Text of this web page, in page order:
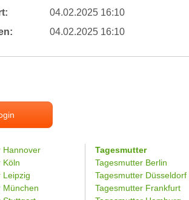
04.02.2025 16:10
04.02.2025 16:10
Hannover
Köln
Leipzig
München
Tagesmutter
Tagesmutter Berlin
Tagesmutter Düsseldorf
Tagesmutter Frankfurt